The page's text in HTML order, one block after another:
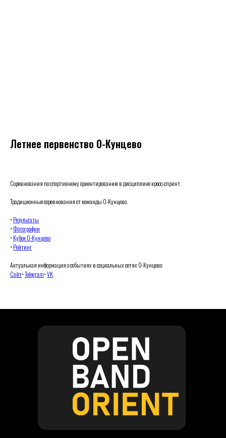
Летнее первенство О-Кунцево
Соревнования по спортивному ориентированию в дисциплине кросс-спринт.
Традиционные соревнования от команды О-Кунцево.
• Результаты
• Фотографии
• Кубок О-Кунцево
• Рейтинг
Актуальная информация о событиях в социальных сетях О-Кунцево:
Сайт•Telegram•VK